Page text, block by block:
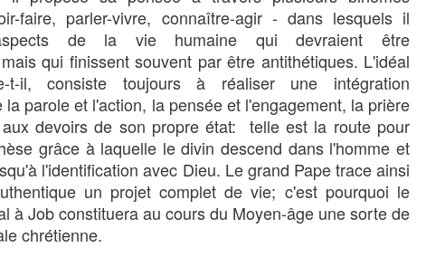
faire, parler-vivre, connaître-agir - dans lesquels il
de la vie humaine qui devraient être
qui finissent souvent par être antithétiques. L'idéal
t-il, consiste toujours à réaliser une intégration
la parole et l'action, la pensée et l'engagement, la prière
devoirs de son propre état: telle est la route pour
grâce à laquelle le divin descend dans l'homme et
l'identification avec Dieu. Le grand Pape trace ainsi
un projet complet de vie; c'est pourquoi le
à Job constituera au cours du Moyen-âge une sorte de
chrétienne.